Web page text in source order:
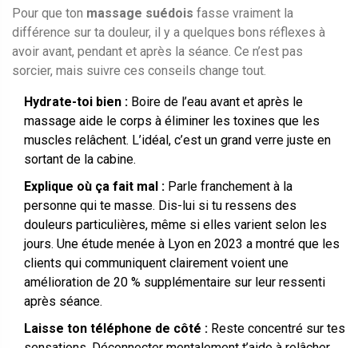
Pour que ton massage suédois fasse vraiment la
différence sur ta douleur, il y a quelques bons réflexes à
avoir avant, pendant et après la séance. Ce n’est pas
sorcier, mais suivre ces conseils change tout.
Hydrate-toi bien : Boire de l’eau avant et après le
massage aide le corps à éliminer les toxines que les
muscles relâchent. L’idéal, c’est un grand verre juste en
sortant de la cabine.
Explique où ça fait mal : Parle franchement à la
personne qui te masse. Dis-lui si tu ressens des
douleurs particulières, même si elles varient selon les
jours. Une étude menée à Lyon en 2023 a montré que les
clients qui communiquent clairement voient une
amélioration de 20 % supplémentaire sur leur ressenti
après séance.
Laisse ton téléphone de côté : Reste concentré sur tes